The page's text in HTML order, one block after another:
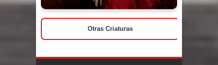
Otras Criaturas